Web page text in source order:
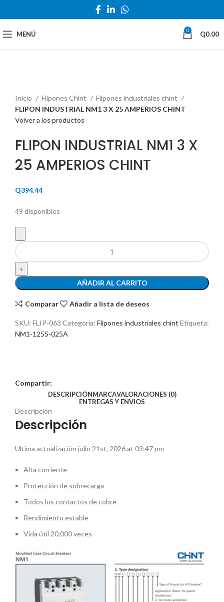
MENÚ 0 Q0.00
Inicio
Flipones Chint
Flipones industriales chint
FLIPON INDUSTRIAL NM1 3 X 25 AMPERIOS CHINT
Volver a los productos
FLIPON INDUSTRIAL NM1 3 X
25 AMPERIOS CHINT
Q394.44
49 disponibles
AÑADIR AL CARRITO
Comparar Añadir a lista de deseos
SKU: FLIP-063 Categoría: Flipones industriales chint Etiqueta:
NM1-125S-025A
Compartir:
DESCRIPCIÓNMARCAVALORACIONES (0)
ENTREGAS Y ENVIOS
Descripción
Descripción
Ultima actualización julio 21st, 2026 at 03:47 pm
Alta corriente
Protección de sobrecarga
Todos los contactos de cobre
Rendimiento estable
Vida útil 20,000 veces